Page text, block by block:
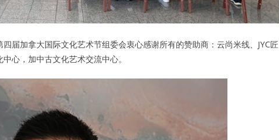
届加拿大国际文化艺术节组委会衷心感谢所有的赞助商：云尚米线、JYC匠
心，加中古文化艺术交流中心。